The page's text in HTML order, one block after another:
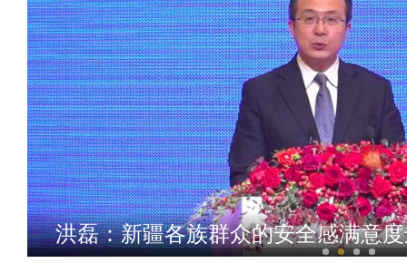
洪磊：新疆各族群众的安全感满意